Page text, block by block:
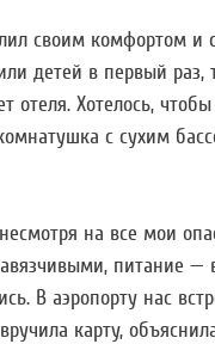
своим комфортом и
детей в первый раз,
отеля. Хотелось,
с сухим
на все мои
питание —
В аэропорту нас
карту,